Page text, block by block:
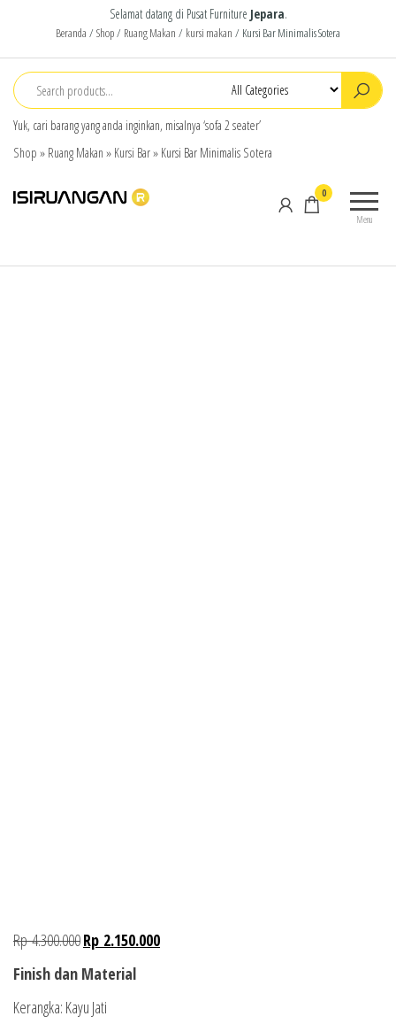
Selamat datang di Pusat Furniture Jepara.
Beranda / Shop/ Ruang Makan / kursi makan / Kursi Bar Minimalis Sotera
Yuk, cari barang yang anda inginkan, misalnya ‘sofa 2 seater’
Shop » Ruang Makan » Kursi Bar» Kursi Bar Minimalis Sotera
products
Menu
0
Rp4.300.000Rp 2.150.000
Finish dan Material
Kerangka: Kayu Jati